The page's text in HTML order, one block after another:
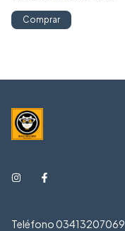
Comprar
Teléfono 03413207069